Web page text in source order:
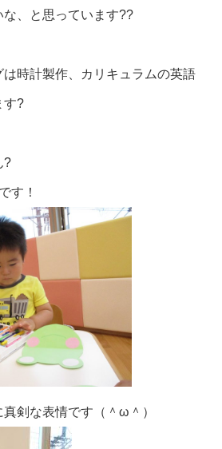
な、と思っています??
は時計製作、カリキュラムの英語
す?
?
す！
剣な表情です（＾ω＾）